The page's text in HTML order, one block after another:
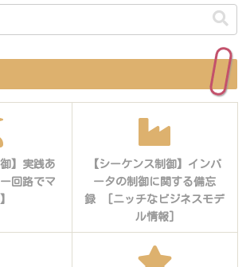
】実践あ
回路でマ
【シーケンス制御】インバ
ータの制御に関する備忘
録 [ニッチなビジネスモデ
ル情報]